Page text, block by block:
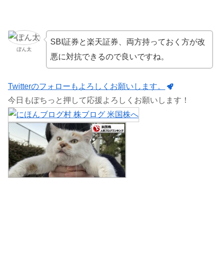
ぽん太
SBI証券と楽天証券、両方持っておく方が改
悪に対抗できるので良いですね。
Twitterのフォローもよろしくお願いします。
今日もぽちっと押して応援よろしくお願いします！